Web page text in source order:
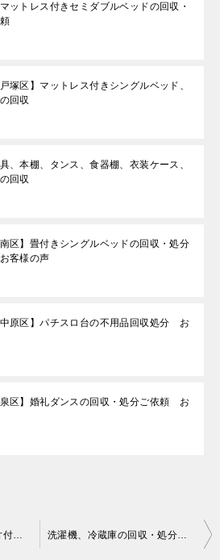
ットレス付きセミダブルベッドの回収・
戸塚区】マットレス付きシングルベッド、
回収
、本棚、タンス、食器棚、衣装ケース、
回収
南区】畳付きシングルベッドの回収・処分
客様の声
中原区】パチスロ台の不用品回収処分 お
泉区】婚礼ダンスの回収・処分ご依頼 お
ゴミ屋敷状態のお部屋の片付け作業ご依頼 お客様の声 洗濯機、冷蔵庫の回収・処分ご依頼 お客様の声